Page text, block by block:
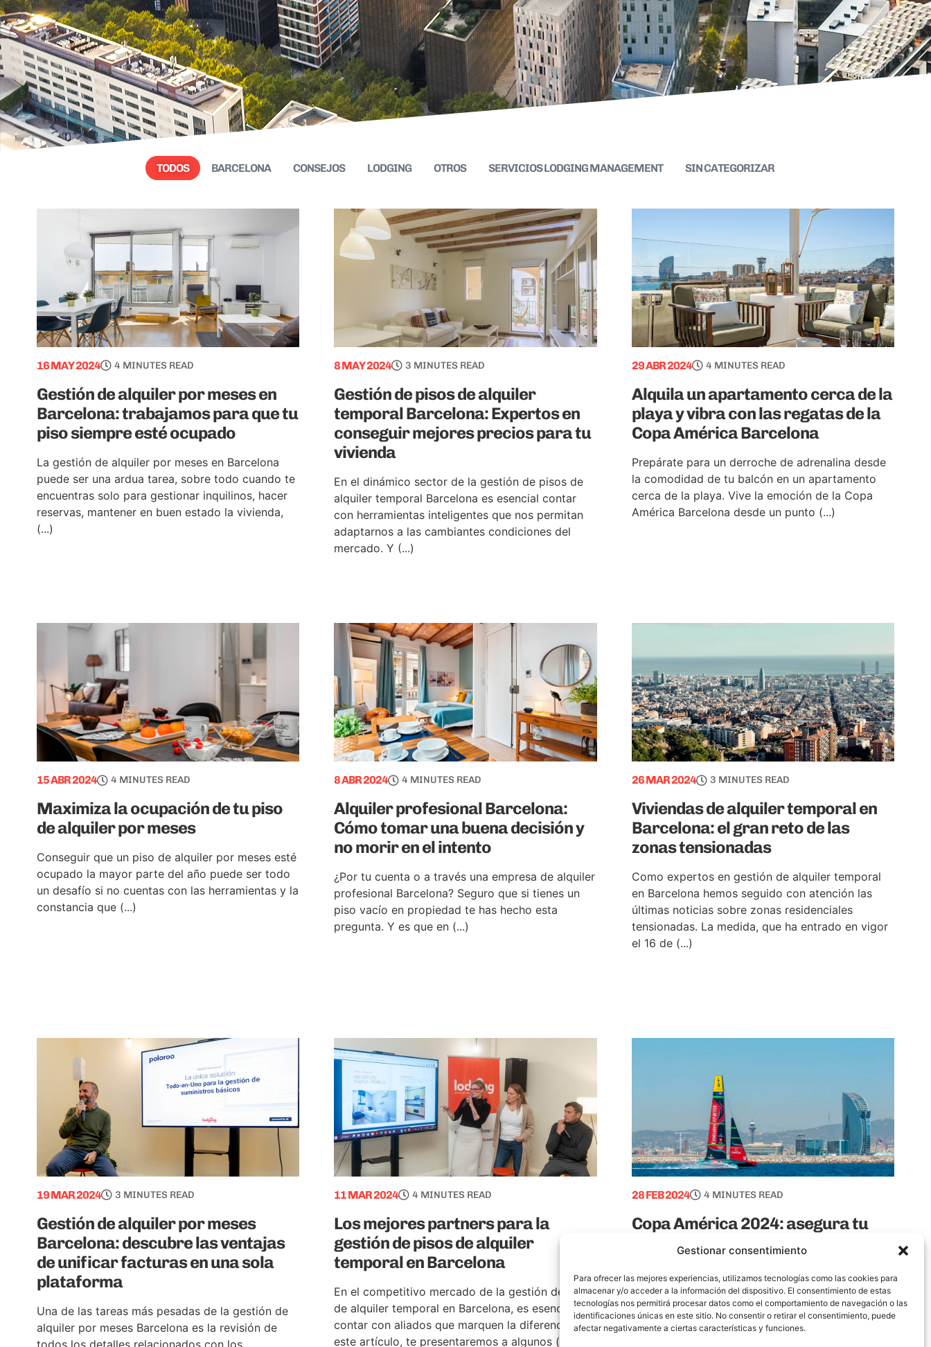
Gestionar consentimiento
Para ofrecer las mejores experiencias, utilizamos tecnologías como las cookies para
almacenar y/o acceder a la información del dispositivo. El consentimiento de estas
tecnologías nos permitirá procesar datos como el comportamiento de navegación o las
identificaciones únicas en este sitio. No consentir o retirar el consentimiento, puede
afectar negativamente a ciertas características y funciones.
BARCELONA CONSEJOS LODGING OTROS SERVICIOS LODGING MANAGEMENT SIN CATEGORIZAR
TODOS
16 MAY 2024 4 MINUTES READ
Gestión de alquiler por meses en
Barcelona: trabajamos para que tu
piso siempre esté ocupado
La gestión de alquiler por meses en Barcelona
puede ser una ardua tarea, sobre todo cuando te
encuentras solo para gestionar inquilinos, hacer
reservas, mantener en buen estado la vivienda,
(...)
8 MAY 2024 3 MINUTES READ
Gestión de pisos de alquiler
temporal Barcelona: Expertos en
conseguir mejores precios para tu
vivienda
En el dinámico sector de la gestión de pisos de
alquiler temporal Barcelona es esencial contar
con herramientas inteligentes que nos permitan
adaptarnos a las cambiantes condiciones del
mercado. Y (...)
29 ABR 2024 4 MINUTES READ
Alquila un apartamento cerca de la
playa y vibra con las regatas de la
Copa América Barcelona
Prepárate para un derroche de adrenalina desde
la comodidad de tu balcón en un apartamento
cerca de la playa. Vive la emoción de la Copa
América Barcelona desde un punto (...)
15 ABR 2024 4 MINUTES READ
Maximiza la ocupación de tu piso
de alquiler por meses
Conseguir que un piso de alquiler por meses esté
ocupado la mayor parte del año puede ser todo
un desafío si no cuentas con las herramientas y la
constancia que (...)
8 ABR 2024 4 MINUTES READ
Alquiler profesional Barcelona:
Cómo tomar una buena decisión y
no morir en el intento
¿Por tu cuenta o a través una empresa de alquiler
profesional Barcelona? Seguro que si tienes un
piso vacío en propiedad te has hecho esta
pregunta. Y es que en (...)
26 MAR 2024 3 MINUTES READ
Viviendas de alquiler temporal en
Barcelona: el gran reto de las
zonas tensionadas
Como expertos en gestión de alquiler temporal
en Barcelona hemos seguido con atención las
últimas noticias sobre zonas residenciales
tensionadas. La medida, que ha entrado en vigor
el 16 de (...)
19 MAR 2024 3 MINUTES READ
Gestión de alquiler por meses
Barcelona: descubre las ventajas
de unificar facturas en una sola
plataforma
Una de las tareas más pesadas de la gestión de
alquiler por meses Barcelona es la revisión de
todos los detalles relacionados con los
11 MAR 2024 4 MINUTES READ
Los mejores partners para la
gestión de pisos de alquiler
temporal en Barcelona
En el competitivo mercado de la gestión de pisos
de alquiler temporal en Barcelona, es esencial
contar con aliados que marquen la diferencia. En
este artículo, te presentaremos a algunos (...)
28 FEB 2024 4 MINUTES READ
Copa América 2024: asegura tu
alojamiento en un piso de alquiler
Barcelona
La Ciudad Condal es sede de grandes eventos a
lo largo del año y si no te aseguras un piso de
alquiler en Barcelona con suficiente anticipación